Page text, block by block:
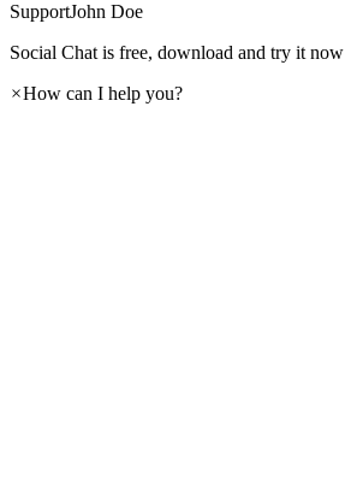
SupportJohn Doe
Social Chat is free, download and try it now
×How can I help you?